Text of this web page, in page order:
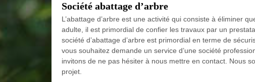
Société abattage d’arbre
L’abattage d’arbre est une activité qui consiste à éliminer
adulte, il est primordial de confier les travaux par un
société d’abattage d’arbre est primordial en terme de
vous souhaitez demande un service d’une société
invitons de ne pas hésiter à nous mettre en contact. Nous
projet.